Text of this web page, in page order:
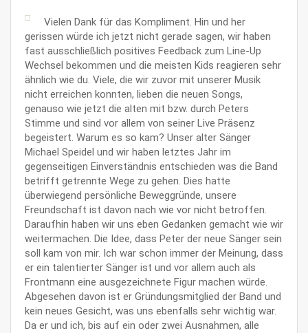
Vielen Dank für das Kompliment. Hin und her
gerissen würde ich jetzt nicht gerade sagen, wir haben
fast ausschließlich positives Feedback zum Line-Up
Wechsel bekommen und die meisten Kids reagieren sehr
ähnlich wie du. Viele, die wir zuvor mit unserer Musik
nicht erreichen konnten, lieben die neuen Songs,
genauso wie jetzt die alten mit bzw. durch Peters
Stimme und sind vor allem von seiner Live Präsenz
begeistert. Warum es so kam? Unser alter Sänger
Michael Speidel und wir haben letztes Jahr im
gegenseitigen Einverständnis entschieden was die Band
betrifft getrennte Wege zu gehen. Dies hatte
überwiegend persönliche Beweggründe, unsere
Freundschaft ist davon nach wie vor nicht betroffen.
Daraufhin haben wir uns eben Gedanken gemacht wie wir
weitermachen. Die Idee, dass Peter der neue Sänger sein
soll kam von mir. Ich war schon immer der Meinung, dass
er ein talentierter Sänger ist und vor allem auch als
Frontmann eine ausgezeichnete Figur machen würde.
Abgesehen davon ist er Gründungsmitglied der Band und
kein neues Gesicht, was uns ebenfalls sehr wichtig war.
Da er und ich, bis auf ein oder zwei Ausnahmen, alle